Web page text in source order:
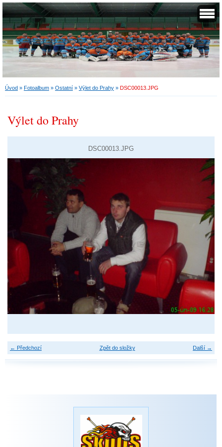
Úvod » Fotoalbum » Ostatní » Výlet do Prahy » DSC00013.JPG
Výlet do Prahy
DSC00013.JPG
← Předchozí Další →
Zpět do složky